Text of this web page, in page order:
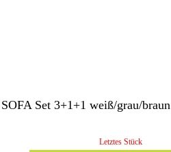
Set 3+1+1 weiß/grau/braun
Letztes Stück